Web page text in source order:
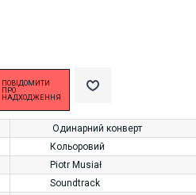
ПОВІДОМИТИ
ПРО
НАДХОДЖЕННЯ
Одинарний конверт
Кольоровий
Piotr Musiał
Soundtrack